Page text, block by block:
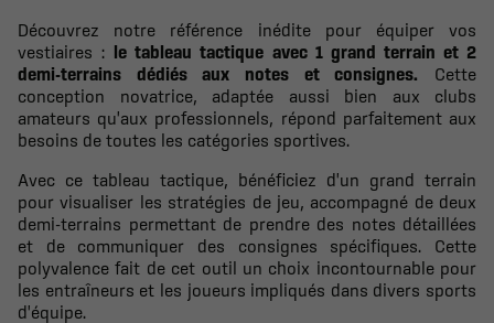
Découvrez notre référence inédite pour équiper vos
vestiaires : le tableau tactique avec 1 grand terrain et 2
demi-terrains dédiés aux notes et consignes. Cette
conception novatrice, adaptée aussi bien aux clubs
amateurs qu'aux professionnels, répond parfaitement aux
besoins de toutes les catégories sportives.
Avec ce tableau tactique, bénéficiez d'un grand terrain
pour visualiser les stratégies de jeu, accompagné de deux
demi-terrains permettant de prendre des notes détaillées
et de communiquer des consignes spécifiques. Cette
polyvalence fait de cet outil un choix incontournable pour
les entraîneurs et les joueurs impliqués dans divers sports
d'équipe.